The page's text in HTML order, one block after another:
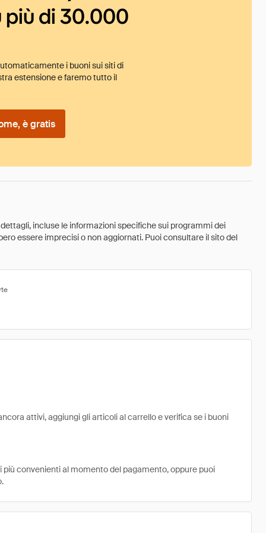
più di 30.000
i buoni sui siti di
estensione e faremo tutto il
è gratis
incluse le informazioni specifiche sui programmi dei
essere imprecisi o non aggiornati. Puoi consultare il sito del
attivi, aggiungi gli articoli al carrello e verifica se i buoni
convenienti al momento del pagamento, oppure puoi